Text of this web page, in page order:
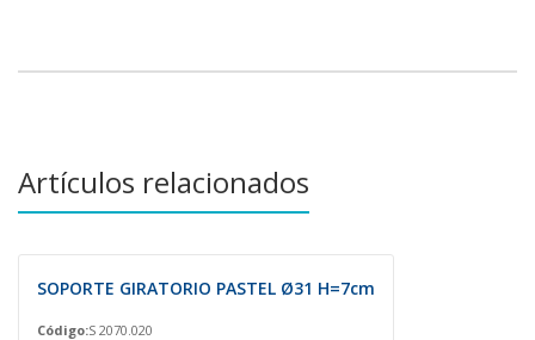
Artículos relacionados
SOPORTE GIRATORIO PASTEL Ø31 H=7cm
Código:S 2070.020